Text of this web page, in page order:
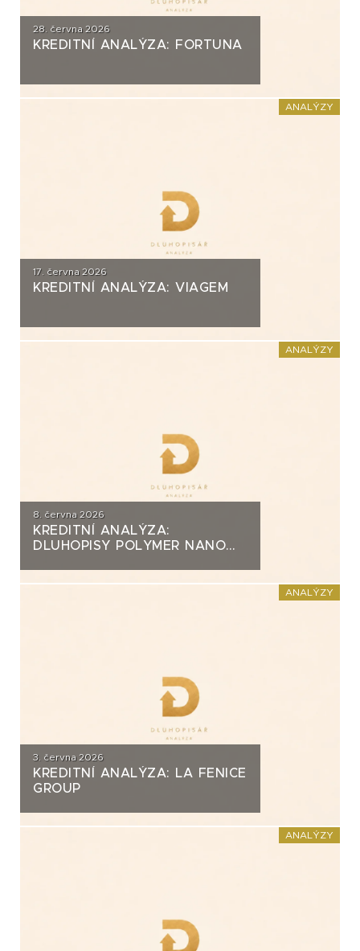
28. června 2026
KREDITNÍ ANALÝZA: FORTUNA
ANALÝZY
17. června 2026
KREDITNÍ ANALÝZA: VIAGEM
ANALÝZY
8. června 2026
KREDITNÍ ANALÝZA:
DLUHOPISY POLYMER NANO
ANALÝZY
3. června 2026
KREDITNÍ ANALÝZA: LA FENICE
GROUP
ANALÝZY